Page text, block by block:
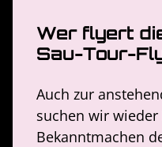
Wer flyert
Sau-Tour-
Auch zur
suchen wir
Bekanntmachen